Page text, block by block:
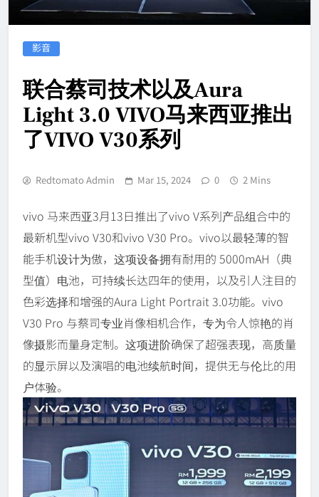
影音
联合蔡司技术以及Aura
Light 3.0 VIVO马来西亚推出
了VIVO V30系列
Redtomato Admin Mar 15, 2024 0 2 Mins
vivo 马来西亚3月13日推出了vivo V系列产品组合中的
最新机型vivo V30和vivo V30 Pro。vivo以最轻薄的智
能手机设计为傲，这项设备拥有耐用的 5000mAH（典
型值）电池，可持续长达四年的使用，以及引人注目的
色彩选择和增强的Aura Light Portrait 3.0功能。vivo
V30 Pro 与蔡司专业肖像相机合作，专为令人惊艳的肖
像摄影而量身定制。这项进阶确保了超强表现，高质量
的显示屏以及演唱的电池续航时间，提供无与伦比的用
户体验。